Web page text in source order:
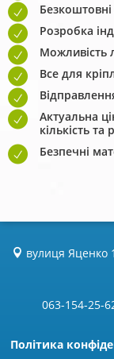
Безкоштовні
Розробка
Можливість
Все для
Актуальна
кількість
Безпечні
вулиця Яценко
063-154-25-
Політика